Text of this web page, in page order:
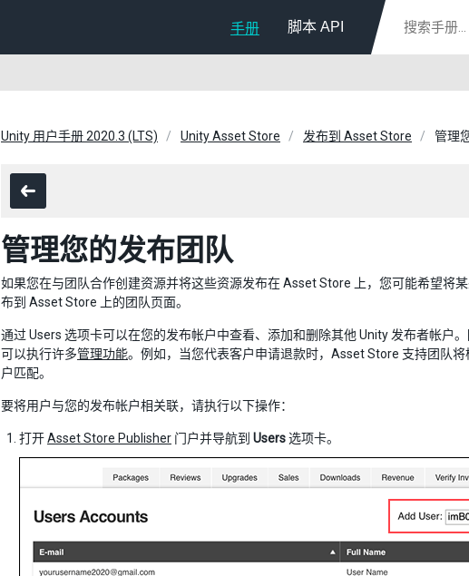
手册 脚本 API
Unity 用户手册 2020.3 (LTS) Unity Asset Store 发布到 Asset Store 管理
管理您的发布团队
如果您在与团队合作创建资源并将这些资源发布在 Asset Store 上，您可能希望将
布到 Asset Store 上的团队页面。
通过 Users 选项卡可以在您的发布帐户中查看、添加和删除其他 Unity 发布者帐户
可以执行许多管理功能。例如，当您代表客户申请退款时，Asset Store 支持团队
户匹配。
要将用户与您的发布帐户相关联，请执行以下操作：
打开Asset Store Publisher 门户并导航到 Users选项卡。